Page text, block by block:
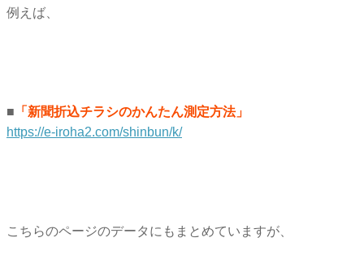
例えば、
■ 「新聞折込チラシのかんたん測定方法」
https://e-iroha2.com/shinbun/k/
こちらのページのデータにもまとめていますが、